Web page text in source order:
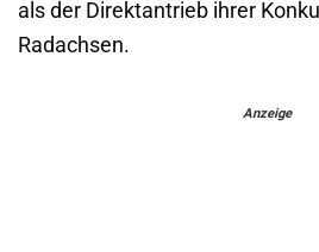
als der Direktantrieb ihrer
Radachsen.
Anzeige